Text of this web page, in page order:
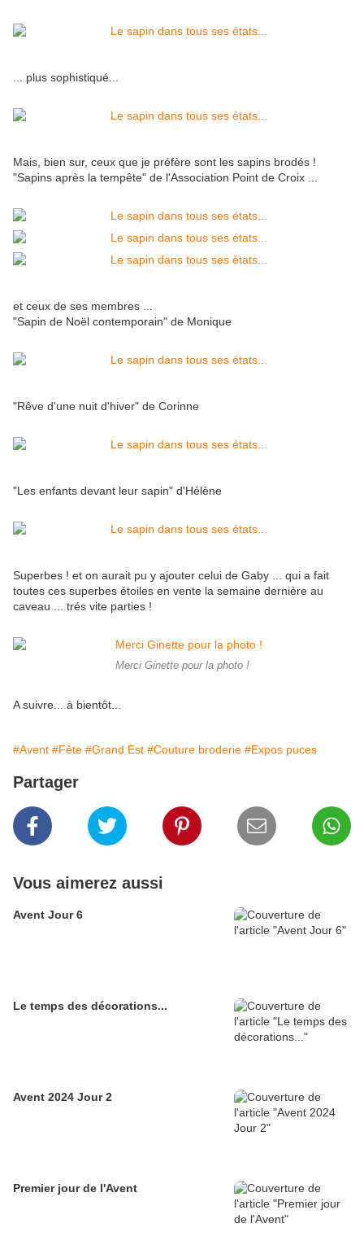
... plus sophistiqué...
Mais, bien sur, ceux que je préfère sont les sapins brodés !
"Sapins après la tempête" de l'Association Point de Croix ...
et ceux de ses membres ...
"Sapin de Noël contemporain" de Monique
"Rêve d'une nuit d'hiver" de Corinne
"Les enfants devant leur sapin" d'Hélène
Superbes ! et on aurait pu y ajouter celui de Gaby ... qui a fait
toutes ces superbes étoiles en vente la semaine dernière au
caveau ... trés vite parties !
Merci Ginette pour la photo !
A suivre... à bientôt...
#Avent #Fête #Grand Est #Couture broderie #Expos puces
Partager
Vous aimerez aussi
Avent Jour 6
Le temps des décorations...
Avent 2024 Jour 2
Premier jour de l'Avent